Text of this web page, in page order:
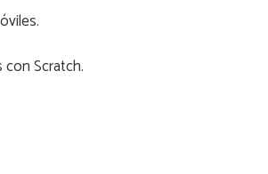
Scratch.